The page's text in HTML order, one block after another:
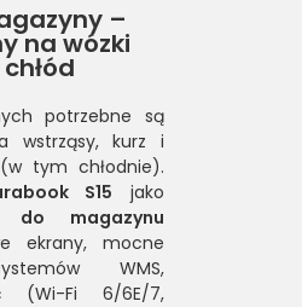
–
na wózki
potrzebne są
wstrząsy, kurz i
tym chłodnie).
S15 jako
do magazynu
ekrany, mocne
WMS,
(Wi-Fi 6/6E/7,